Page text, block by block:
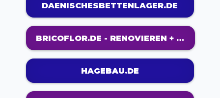
DAENISCHESBETTENLAGER.DE
BRICOFLOR.DE - RENOVIEREN + PROFITIEREN ONLINESHOP FÜR WAND UND BODEN
HAGEBAU.DE